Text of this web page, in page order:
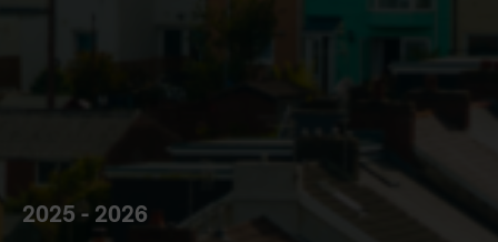
2025 - 2026